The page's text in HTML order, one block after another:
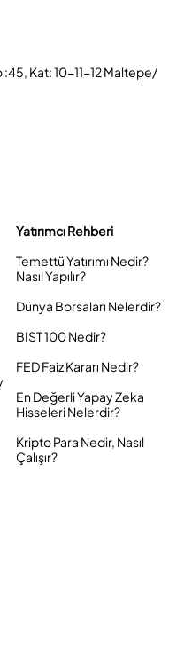
:45, Kat: 10-11-12 Maltepe/
Yatırımcı Rehberi
Temettü Yatırımı Nedir?
Nasıl Yapılır?
Dünya Borsaları Nelerdir?
BIST 100 Nedir?
FED Faiz Kararı Nedir?
En Değerli Yapay Zeka
Hisseleri Nelerdir?
Kripto Para Nedir, Nasıl
Çalışır?